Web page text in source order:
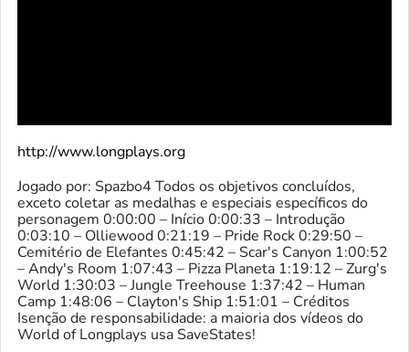
http://www.longplays.org
Jogado por: Spazbo4 Todos os objetivos concluídos,
exceto coletar as medalhas e especiais específicos do
personagem 0:00:00 – Início 0:00:33 – Introdução
0:03:10 – Olliewood 0:21:19 – Pride Rock 0:29:50 –
Cemitério de Elefantes 0:45:42 – Scar's Canyon 1:00:52
– Andy's Room 1:07:43 – Pizza Planeta 1:19:12 – Zurg's
World 1:30:03 – Jungle Treehouse 1:37:42 – Human
Camp 1:48:06 – Clayton's Ship 1:51:01 – Créditos
Isenção de responsabilidade: a maioria dos vídeos do
World of Longplays usa SaveStates!